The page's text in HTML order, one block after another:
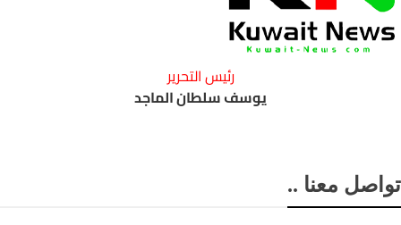
رئيس التحرير
يوسف سلطان الماجد
معنا ..